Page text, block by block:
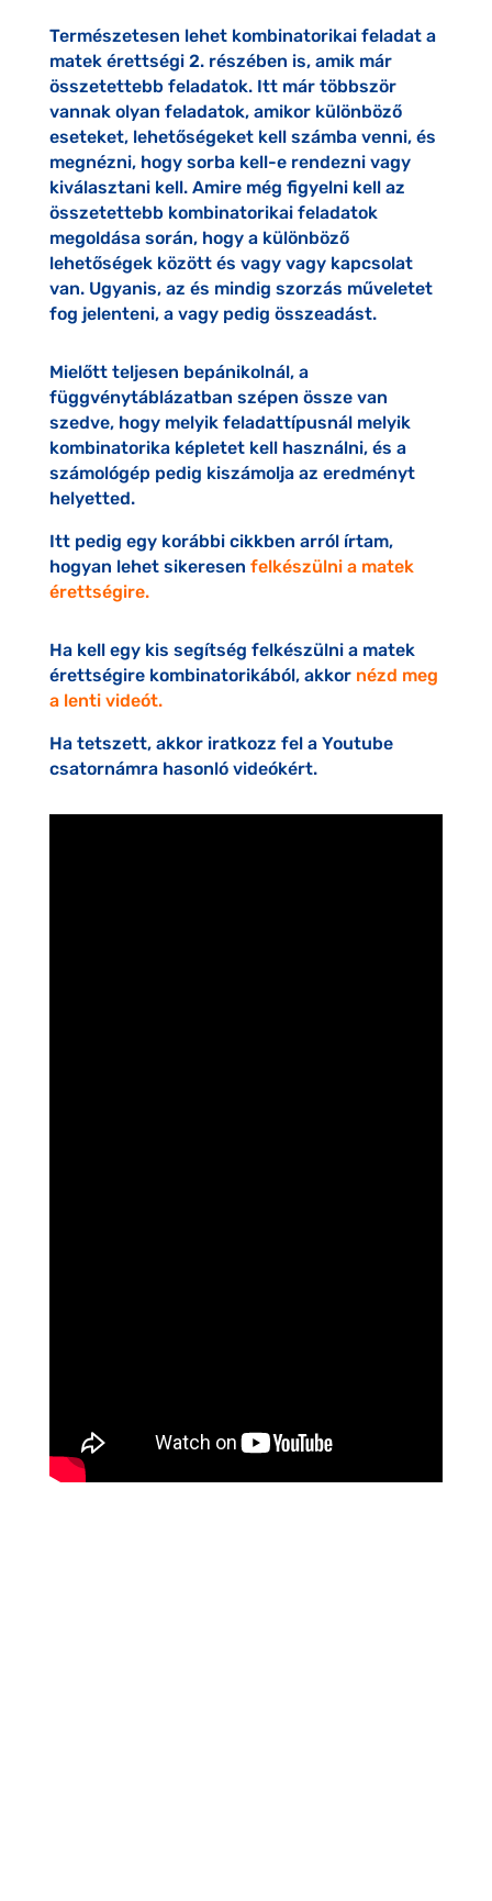
Természetesen lehet kombinatorikai feladat a
matek érettségi 2. részében is, amik már
összetettebb feladatok. Itt már többször
vannak olyan feladatok, amikor különböző
eseteket, lehetőségeket kell számba venni, és
megnézni, hogy sorba kell-e rendezni vagy
kiválasztani kell. Amire még figyelni kell az
összetettebb kombinatorikai feladatok
megoldása során, hogy a különböző
lehetőségek között és vagy vagy kapcsolat
van. Ugyanis, az és mindig szorzás műveletet
fog jelenteni, a vagy pedig összeadást.
Mielőtt teljesen bepánikolnál, a
függvénytáblázatban szépen össze van
szedve, hogy melyik feladattípusnál melyik
kombinatorika képletet kell használni, és a
számológép pedig kiszámolja az eredményt
helyetted.
Itt pedig egy korábbi cikkben arról írtam,
hogyan lehet sikeresen felkészülni a matek
érettségire.
Ha kell egy kis segítség felkészülni a matek
érettségire kombinatorikából, akkor nézd meg
a lenti videót.
Ha tetszett, akkor iratkozz fel a Youtube
csatornámra hasonló videókért.